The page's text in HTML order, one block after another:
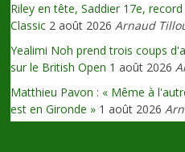
Riley en tête, Saddier 17e,
Classic 2 août 2026 Arnaud
Yealimi Noh prend trois coups
sur le British Open 1 août 2026
Matthieu Pavon : « Même à
est en Gironde » 1 août 2026